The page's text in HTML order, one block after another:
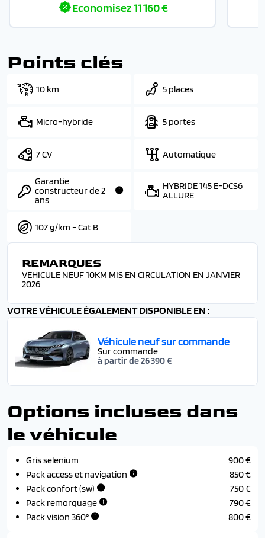
Economisez11 160 €
Points clés
10 km 5 places
Micro-hybride 5 portes
7 CV Automatique
Garantie
constructeur de 2
ans
HYBRIDE 145 E-DCS6
ALLURE
107 g/km - Cat B
REMARQUES
VEHICULE NEUF 10KM MIS EN CIRCULATION EN JANVIER
2026
VOTRE VÉHICULE ÉGALEMENT DISPONIBLE EN :
Véhicule neuf sur commande
Sur commande
à partir de 26 390 €
Options incluses dans
le véhicule
Gris selenium
900 €
Pack access et navigation
850 €
Pack confort (sw)
750 €
Pack remorquage
790 €
Pack vision 360°
800 €